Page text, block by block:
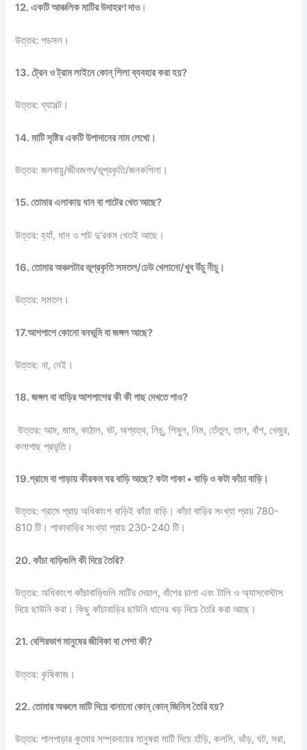
12. একটি আঞ্চলিক মাটির উদাহরণ দাও ।
উত্তর: পডসল।
13. ট্রেন ও ট্রাম লাইনে কোন্ শিলা ব্যবহার করা হয়?
উত্তর: ব্যাসল্ট।
14. মাটি সৃষ্টির একটি উপাদানের নাম লেখো।
উত্তর: জলবায়ু/জীবজগৎ/ভূপ্রকৃতি/জনকশিলা।
15. তোমার এলাকায় ধান বা পাটের খেত আছে?
উত্তর: হ্যাঁ, ধান ও পাট দু’রকম খেতই আছে।
16. তোমার অঞ্চলটার ভূপ্রকৃতি সমতল/ঢেউ খেলানো/খুব উঁচু নীচু।
উত্তর: সমতল।
17.আশপাশে কোনো বনভূমি বা জঙ্গল আছে?
উত্তর: না, নেই।
18. জঙ্গল বা বাড়ির আশপাশের কী কী গাছ দেখতে পাও?
উত্তর: আম, জাম, কাঠাল, বট, অশ্বত্থ, লিচু, শিমুল, নিম, তেঁতুল, তাল, বাঁশ, খেজুর,
কলাগাছ প্রভৃতি।
19.গ্রামে বা পাড়ায় কীরকম ঘর বাড়ি আছে? কটা পাকা • বাড়ি ও কটা কাঁচা বাড়ি।
উত্তর: গ্রামে প্রায় অধিকাংশ বাড়িই কাঁচা বাড়ি। কাঁচা বাড়ির সংখ্যা প্রায় 780-
810 টি। পাকাবাড়ির সংখ্যা প্রায় 230-240 টি।
20. কাঁচা বাড়িগুলি কী দিয়ে তৈরি?
উত্তর: অধিকাংশ কাঁচাবাড়িগুলি মাটির দেয়াল, বাঁশের চালা এবং টালি ও অ্যাসবেস্টাস
দিয়ে ছাউনি করা। কিছু কাঁচাবাড়ির ছাউনি ধানের খড় দিয়ে তৈরি করা আছে।
21. বেশিরভাগ মানুষের জীবিকা বা পেশা কী?
উত্তর: কৃষিকাজ।
22. তোমার অঞ্চলে মাটি দিয়ে বানানো কোন্ কোন্ জিনিস তৈরি হয়?
উত্তর: পালপাড়ার কুমোর সম্প্রদায়ের মানুষরা মাটি দিয়ে হাঁড়ি, কলসি, ভাঁড়, ঘট, সরা,